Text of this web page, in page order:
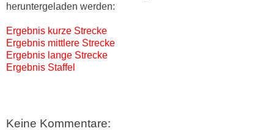
heruntergeladen werden:
Ergebnis kurze Strecke
Ergebnis mittlere Strecke
Ergebnis lange Strecke
Ergebnis Staffel
Keine Kommentare: